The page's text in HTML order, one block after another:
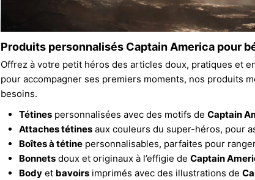
Produits personnalisés Captain America pour
Offrez à votre petit héros des articles doux, pratiques et
pour accompagner ses premiers moments, nos produits
besoins.
Tétinespersonnalisées avec des motifs de Captain
Attaches tétinesaux couleurs du super-héros, pour
Boîtes à tétinepersonnalisables, parfaites pour
Bonnetsdoux et originaux à l’effigie de Captain
Bodyet bavoirsimprimés avec des illustrations de